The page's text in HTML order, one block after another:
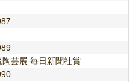
芸展 毎日新聞社賞